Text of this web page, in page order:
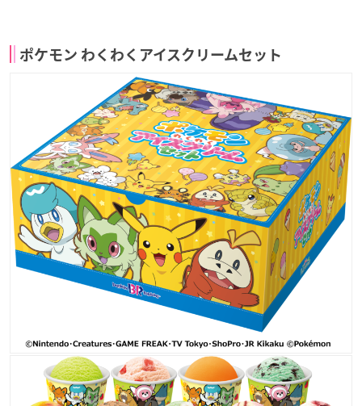
ポケモン わくわくアイスクリームセット